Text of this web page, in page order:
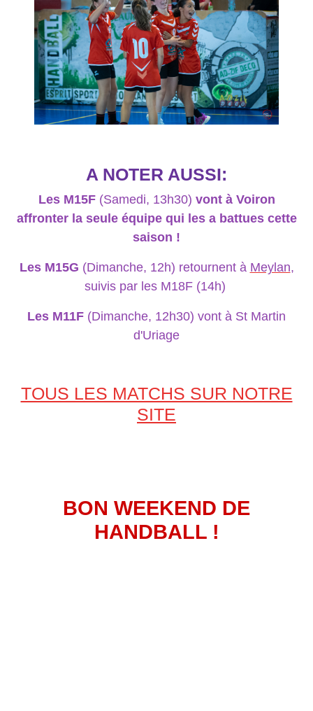
A NOTER AUSSI:
Les M15F (Samedi, 13h30) vont à Voiron
affronter la seule équipe qui les a battues cette
saison !
Les M15G (Dimanche, 12h) retournent à Meylan,
suivis par les M18F (14h)
Les M11F (Dimanche, 12h30) vont à St Martin
d'Uriage
TOUS LES MATCHS SUR NOTRE
SITE
BON WEEKEND DE
HANDBALL !